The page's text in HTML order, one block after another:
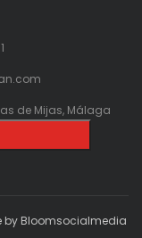
de Mijas, Málaga
by Bloomsocialmedia